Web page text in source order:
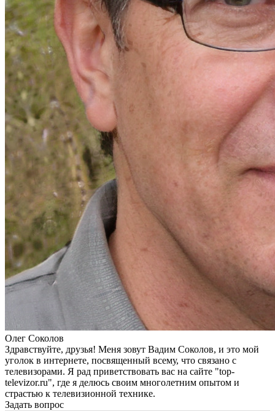
Олег Соколов
Здравствуйте, друзья! Меня зовут Вадим Соколов, и это мой
уголок в интернете, посвященный всему, что связано с
телевизорами. Я рад приветствовать вас на сайте "top-
televizor.ru", где я делюсь своим многолетним опытом и
страстью к телевизионной технике.
Задать вопрос